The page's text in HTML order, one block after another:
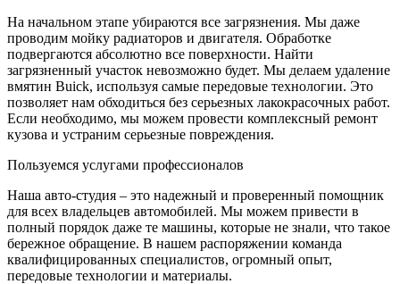
На начальном этапе убираются все загрязнения. Мы даже
проводим мойку радиаторов и двигателя. Обработке
подвергаются абсолютно все поверхности. Найти
загрязненный участок невозможно будет. Мы делаем удаление
вмятин Buick, используя самые передовые технологии. Это
позволяет нам обходиться без серьезных лакокрасочных работ.
Если необходимо, мы можем провести комплексный ремонт
кузова и устраним серьезные повреждения.
Пользуемся услугами профессионалов
Наша авто-студия – это надежный и проверенный помощник
для всех владельцев автомобилей. Мы можем привести в
полный порядок даже те машины, которые не знали, что такое
бережное обращение. В нашем распоряжении команда
квалифицированных специалистов, огромный опыт,
передовые технологии и материалы.